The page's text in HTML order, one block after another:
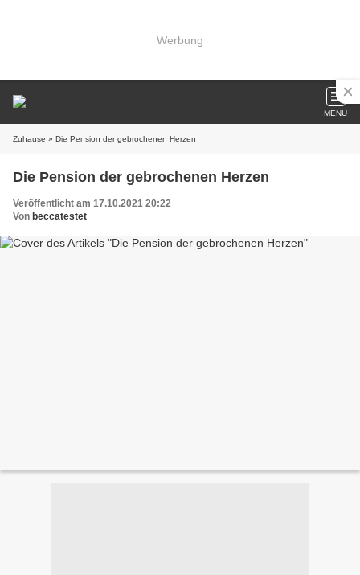
Werbung
MENU
Zuhause » Die Pension der gebrochenen Herzen
Die Pension der gebrochenen Herzen
Veröffentlicht am 17.10.2021 20:22
Von beccatestet